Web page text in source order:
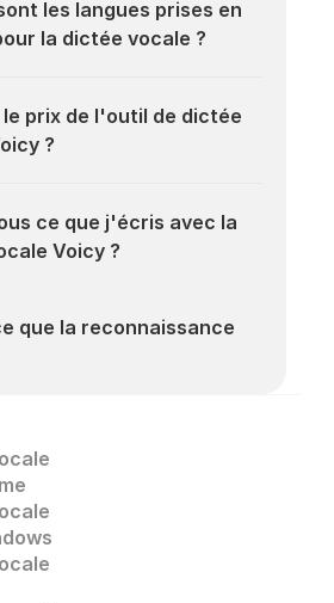
les langues prises en
la dictée vocale ?
le prix de l'outil de dictée
?
ce que j'écris avec la
Voicy ?
que la reconnaissance